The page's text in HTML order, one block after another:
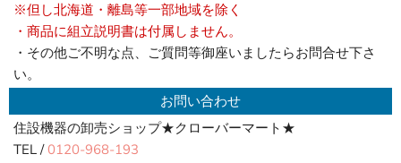
※但し北海道・離島等一部地域を除く
・商品に組立説明書は付属しません。
・その他ご不明な点、ご質問等御座いましたらお問合せ下さ
い。
お問い合わせ
住設機器の卸売ショップ★クローバーマート★
TEL /0120-968-193